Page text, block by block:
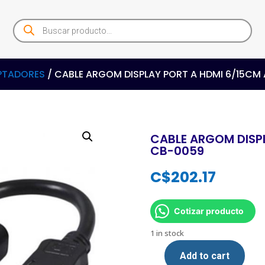
Products
search
/ CABLE ARGOM DISPLAY PORT A HDMI 6/
CABLE ARGOM
CB-0059
C$202.17
Cotizar producto
1 in stock
CABLE Add to cart